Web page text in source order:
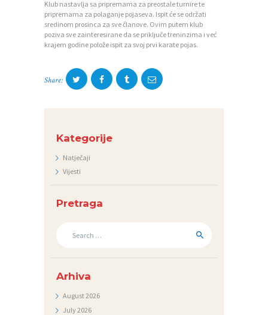
Klub nastavlja sa pripremama za preostale turnire te
pripremama za polaganje pojaseva. Ispit će se održati
sredinom prosinca za sve članove. Ovim putem klub
poziva sve zainteresirane da se priključe treninzima i već
krajem godine polože ispit za svoj prvi karate pojas.
Share:
Kategorije
Natječaji
Vijesti
Pretraga
Arhiva
August2026
July2026